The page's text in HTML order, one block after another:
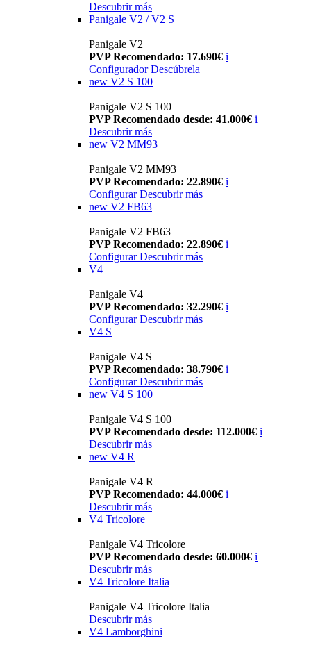
Descubrir más
Panigale V2 / V2 S
Panigale V2
PVP Recomendado: 17.690€ i
Configurador Descúbrela
new V2 S 100
Panigale V2 S 100
PVP Recomendado desde: 41.000€ i
Descubrir más
new V2 MM93
Panigale V2 MM93
PVP Recomendado: 22.890€ i
Configurar Descubrir más
new V2 FB63
Panigale V2 FB63
PVP Recomendado: 22.890€ i
Configurar Descubrir más
V4
Panigale V4
PVP Recomendado: 32.290€ i
Configurar Descubrir más
V4 S
Panigale V4 S
PVP Recomendado: 38.790€ i
Configurar Descubrir más
new V4 S 100
Panigale V4 S 100
PVP Recomendado desde: 112.000€ i
Descubrir más
new V4 R
Panigale V4 R
PVP Recomendado: 44.000€ i
Descubrir más
V4 Tricolore
Panigale V4 Tricolore
PVP Recomendado desde: 60.000€ i
Descubrir más
V4 Tricolore Italia
Panigale V4 Tricolore Italia
Descubrir más
V4 Lamborghini